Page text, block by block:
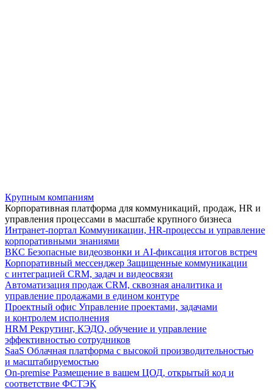
Крупным компаниям
Корпоративная платформа для коммуникаций, продаж, HR и
управления процессами в масштабе крупного бизнеса
Интранет-портал Коммуникации, HR-процессы и управление
корпоративными знаниями
ВКС Безопасные видеозвонки и AI-фиксация итогов встреч
Корпоративный мессенджер Защищенные коммуникации
с интеграцией CRM, задач и видеосвязи
Автоматизация продаж CRM, сквозная аналитика и
управление продажами в едином контуре
Проектный офис Управление проектами, задачами
и контролем исполнения
HRM Рекрутинг, КЭДО, обучение и управление
эффективностью сотрудников
SaaS Облачная платформа с высокой производительностью
и масштабируемостью
On-premise Размещение в вашем ЦОД, открытый код и
соответствие ФСТЭК